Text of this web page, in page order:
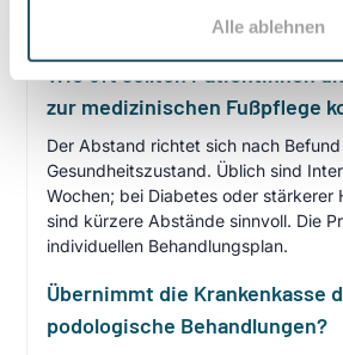
Alle ablehnen
Therapie und Präventionsberatung.
Wie oft sollten Patientinnen
zur medizinischen Fußpflege
Der Abstand richtet sich nach
Gesundheitszustand. Üblich sind
Wochen; bei Diabetes oder stärkerer
sind kürzere Abstände sinnvoll. Die
individuellen Behandlungsplan.
Übernimmt die Krankenkasse
podologische Behandlungen?